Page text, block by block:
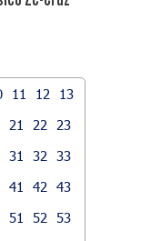
11 12
13
21 22
23
31 32
33
41 42
43
51 52
53